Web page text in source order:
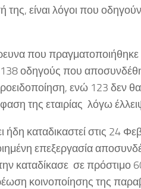
της, είναι λόγοι που
που
οδηγούς που
ενώ 123 δεν
της εταιρίας λόγω
ήδη καταδικαστεί στις 24
επεξεργασία
καταδίκασε σε
κοινοποίησης της